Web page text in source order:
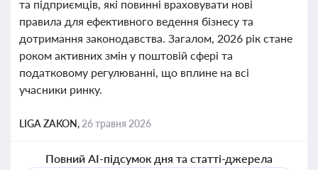
та підприємців, які повинні враховувати нові
правила для ефективного ведення бізнесу та
дотримання законодавства. Загалом, 2026 рік стане
роком активних змін у поштовій сфері та
податковому регулюванні, що вплине на всі
учасники ринку.
LIGA ZAKON, 26 травня 2026
Повний AI-підсумок дня та статті-джерела